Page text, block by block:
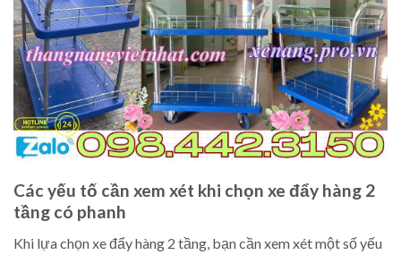
Các yếu tố cần xem xét khi chọn xe đẩy hàng 2
tầng có phanh
Khi lựa chọn xe đẩy hàng 2 tầng, bạn cần xem xét một số yếu